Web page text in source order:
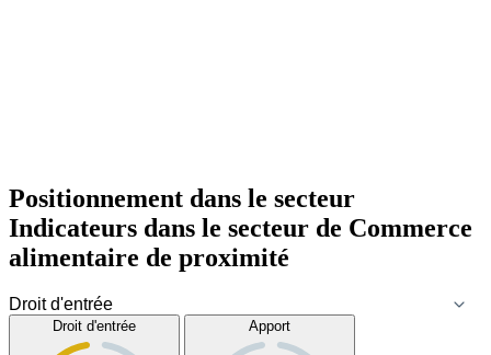
Positionnement dans le secteur
Indicateurs dans le secteur de Commerce
alimentaire de proximité
Droit d'entrée Apport